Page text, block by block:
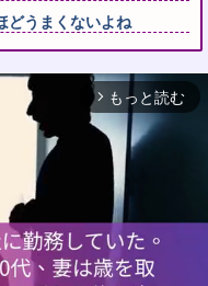
どうまくないよね
arrow_forward_ios もっと読む